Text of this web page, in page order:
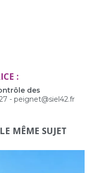
:
des
- peignet@siel42.fr
MÊME SUJET